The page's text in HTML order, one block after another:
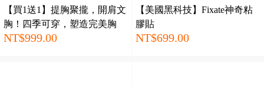
【買1送1】提胸聚攏，開肩文
胸！四季可穿，塑造完美胸
型，5年穿不爛，性感迷人！
NT$999.00
【美國黑科技】Fixate神奇粘
膠貼
NT$699.00